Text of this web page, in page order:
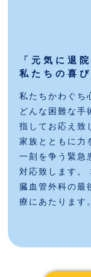
「元気に退
私たちの喜
私たちかわぐち
どんな困難な手
指してお応え致
家族とともに力
一刻を争う緊急
対応致します。
臓血管外科の最
療にあたります